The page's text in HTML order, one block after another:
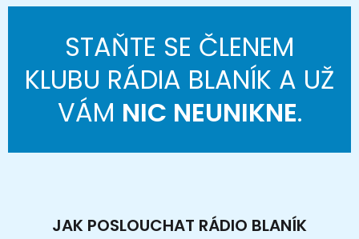
STAŇTE SE ČLENEM
KLUBU RÁDIA BLANÍK A UŽ
VÁM NIC NEUNIKNE.
JAK POSLOUCHAT RÁDIO BLANÍK